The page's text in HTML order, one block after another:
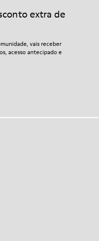
extra de
vais receber
acesso antecipado e